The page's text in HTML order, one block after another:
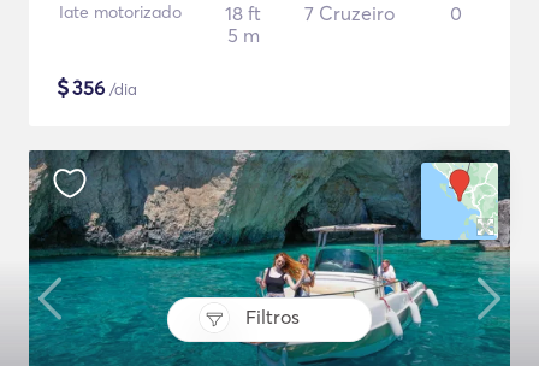
Filtros
Iate motorizado
18 ft
5 m
7 Cruzeiro 0
$356 /dia